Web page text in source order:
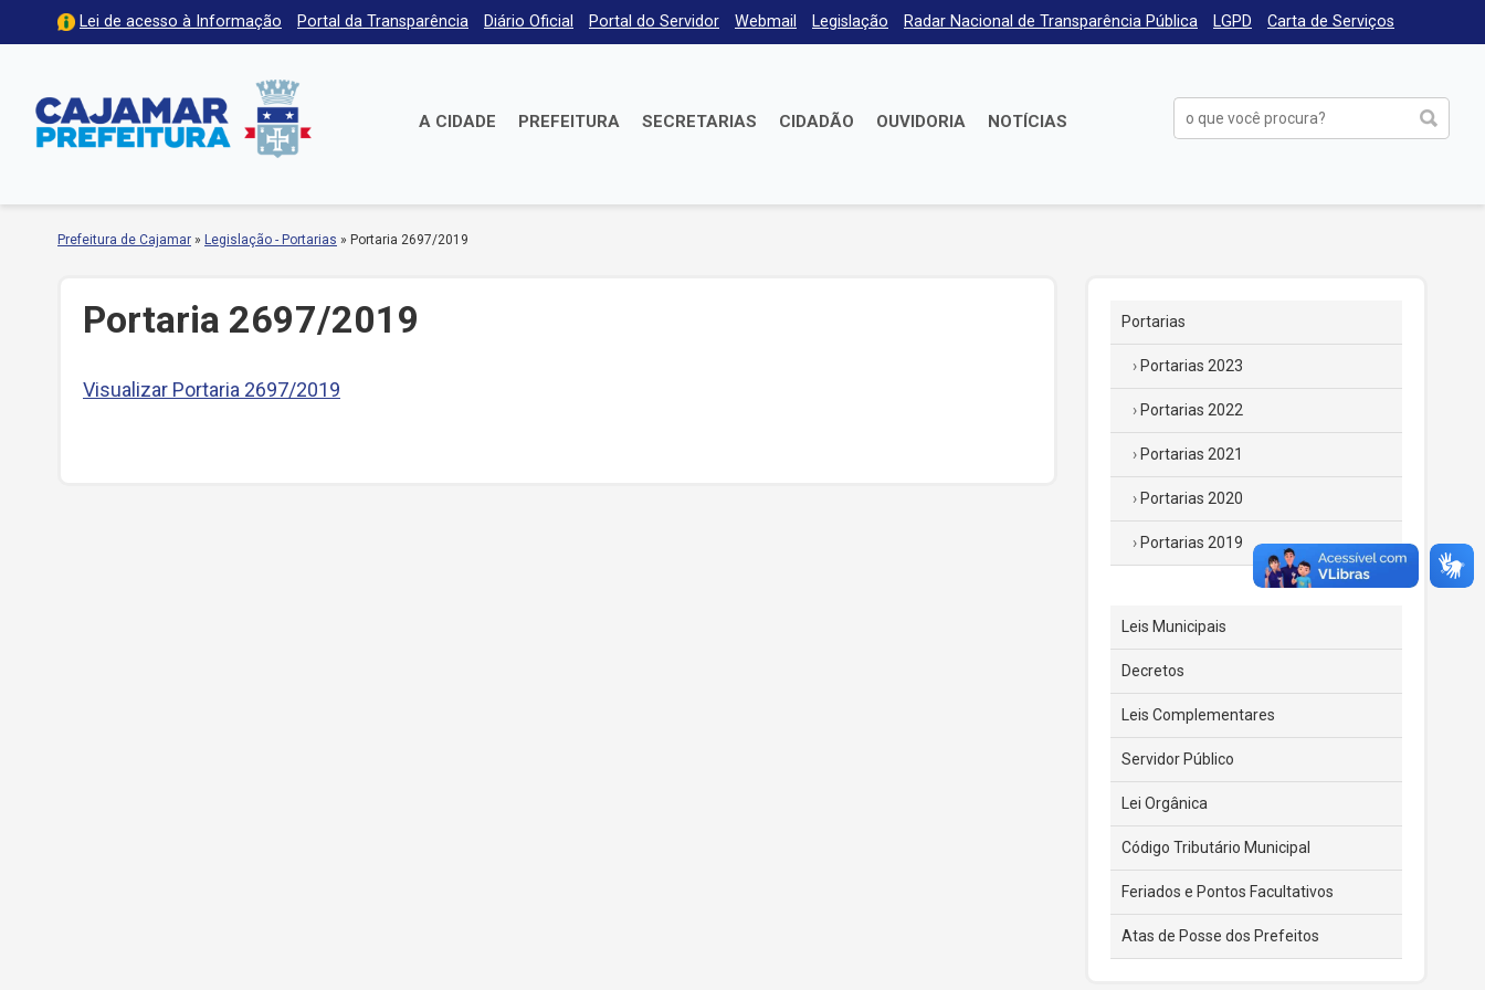
Lei de acesso à Informação Portal da Transparência Diário Oficial Portal do Servidor Webmail Legislação Radar Nacional de Transparência Pública LGPD Carta de Serviços
A CIDADE PREFEITURA SECRETARIAS CIDADÃO OUVIDORIA NOTÍCIAS
Prefeitura de Cajamar » Legislação - Portarias » Portaria 2697/2019
Portaria 2697/2019
Visualizar Portaria 2697/2019
Portarias
Portarias 2023
Portarias 2022
Portarias 2021
Portarias 2020
Portarias 2019
Leis Municipais
Decretos
Leis Complementares
Servidor Público
Lei Orgânica
Código Tributário Municipal
Feriados e Pontos Facultativos
Atas de Posse dos Prefeitos